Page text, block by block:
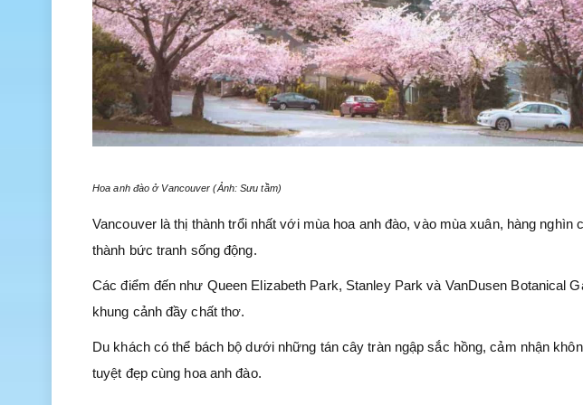
Hoa anh đào ở Vancouver (Ảnh: Sưu tầm)
Vancouver là thị thành trổi nhất với mùa hoa anh đào, vào mùa xuân, hàng nghìn
thành bức tranh sống động.
Các điểm đến như Queen Elizabeth Park, Stanley Park và VanDusen Botanical
khung cảnh đầy chất thơ.
Du khách có thể bách bộ dưới những tán cây tràn ngập sắc hồng, cảm nhận
tuyệt đẹp cùng hoa anh đào.